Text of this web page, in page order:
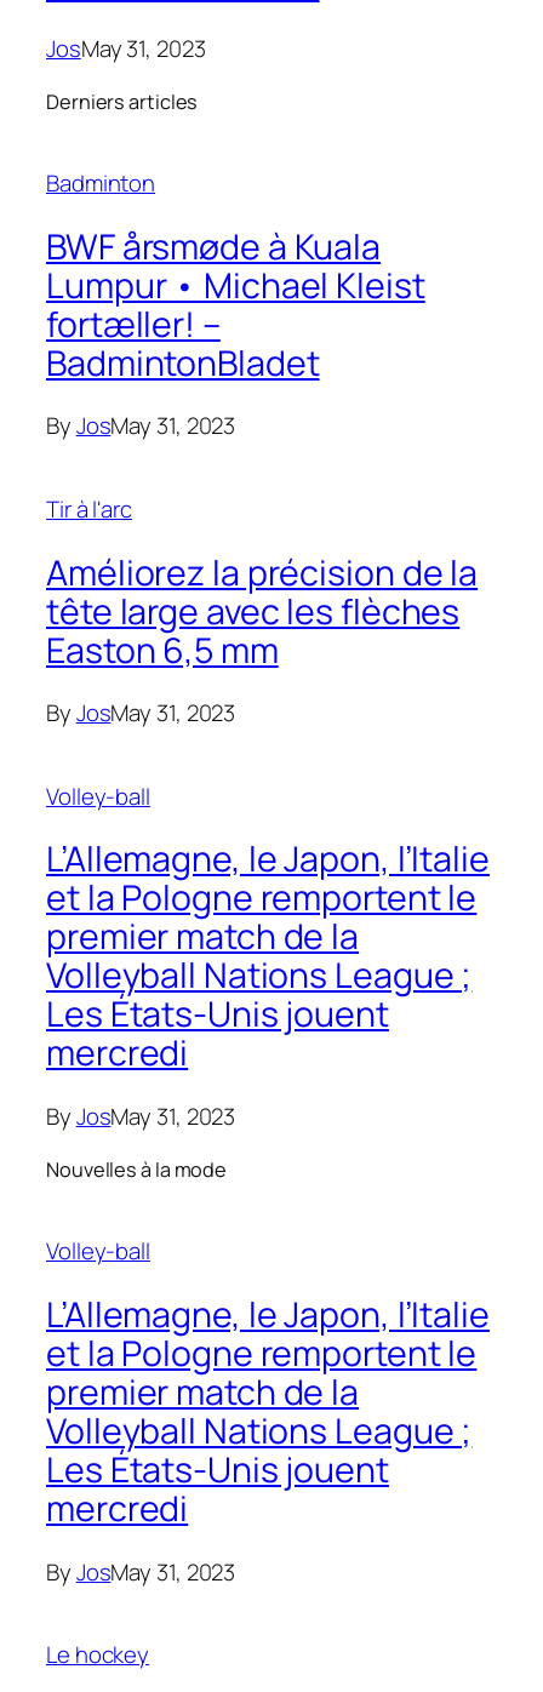
JosMay 31, 2023
Derniers articles
Badminton
BWF årsmøde à Kuala
Lumpur • Michael Kleist
fortæller! –
BadmintonBladet
ByJosMay 31, 2023
Tir à l'arc
Améliorez la précision de la
tête large avec les flèches
Easton 6,5 mm
ByJosMay 31, 2023
Volley-ball
L’Allemagne, le Japon, l’Italie
et la Pologne remportent le
premier match de la
Volleyball Nations League ;
Les États-Unis jouent
mercredi
ByJosMay 31, 2023
Nouvelles à la mode
Volley-ball
L’Allemagne, le Japon, l’Italie
et la Pologne remportent le
premier match de la
Volleyball Nations League ;
Les États-Unis jouent
mercredi
ByJosMay 31, 2023
Le hockey